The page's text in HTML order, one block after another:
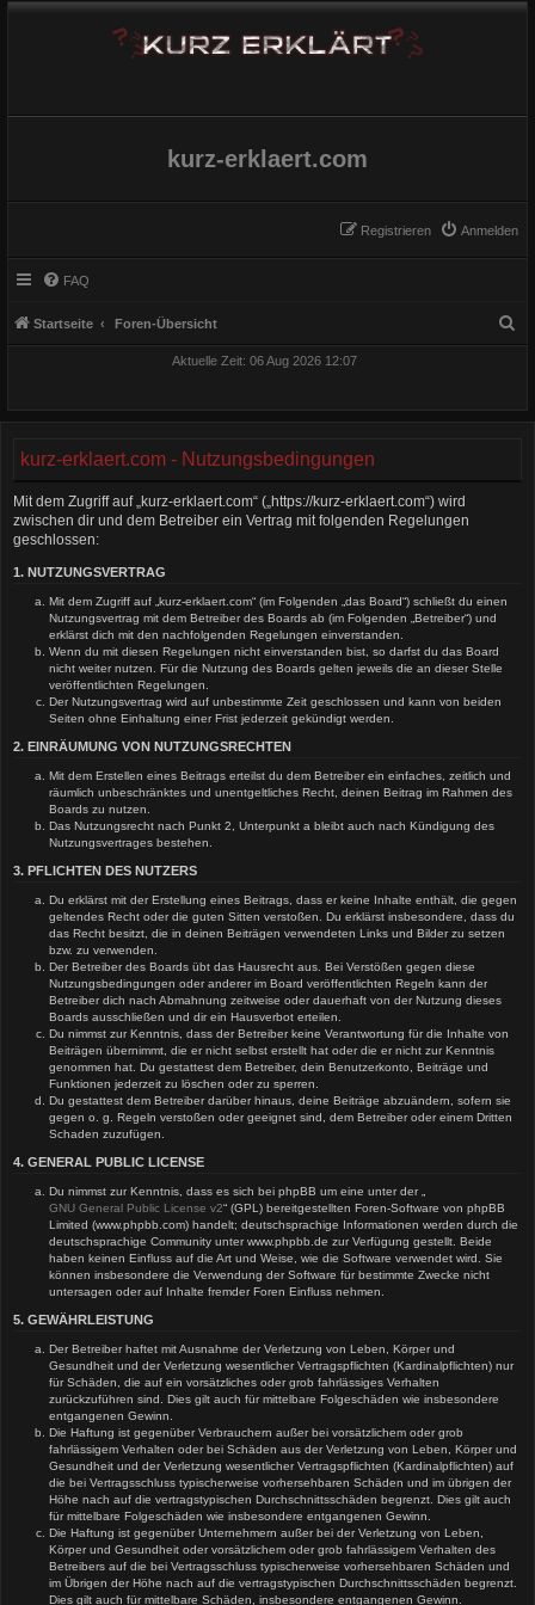
kurz-erklaert.com
Anmelden
Registrieren
FAQ
Startseite Foren-Übersicht
Aktuelle Zeit: 06 Aug 2026 12:07
kurz-erklaert.com - Nutzungsbedingungen
Mit dem Zugriff auf „kurz-erklaert.com“ („https://kurz-erklaert.com“) wird
zwischen dir und dem Betreiber ein Vertrag mit folgenden Regelungen
geschlossen:
1. NUTZUNGSVERTRAG
Mit dem Zugriff auf „kurz-erklaert.com“ (im Folgenden „das Board“) schließt du einen
Nutzungsvertrag mit dem Betreiber des Boards ab (im Folgenden „Betreiber“) und
erklärst dich mit den nachfolgenden Regelungen einverstanden.
Wenn du mit diesen Regelungen nicht einverstanden bist, so darfst du das Board
nicht weiter nutzen. Für die Nutzung des Boards gelten jeweils die an dieser Stelle
veröffentlichten Regelungen.
Der Nutzungsvertrag wird auf unbestimmte Zeit geschlossen und kann von beiden
Seiten ohne Einhaltung einer Frist jederzeit gekündigt werden.
2. EINRÄUMUNG VON NUTZUNGSRECHTEN
Mit dem Erstellen eines Beitrags erteilst du dem Betreiber ein einfaches, zeitlich und
räumlich unbeschränktes und unentgeltliches Recht, deinen Beitrag im Rahmen des
Boards zu nutzen.
Das Nutzungsrecht nach Punkt 2, Unterpunkt a bleibt auch nach Kündigung des
Nutzungsvertrages bestehen.
3. PFLICHTEN DES NUTZERS
Du erklärst mit der Erstellung eines Beitrags, dass er keine Inhalte enthält, die gegen
geltendes Recht oder die guten Sitten verstoßen. Du erklärst insbesondere, dass du
das Recht besitzt, die in deinen Beiträgen verwendeten Links und Bilder zu setzen
bzw. zu verwenden.
Der Betreiber des Boards übt das Hausrecht aus. Bei Verstößen gegen diese
Nutzungsbedingungen oder anderer im Board veröffentlichten Regeln kann der
Betreiber dich nach Abmahnung zeitweise oder dauerhaft von der Nutzung dieses
Boards ausschließen und dir ein Hausverbot erteilen.
Du nimmst zur Kenntnis, dass der Betreiber keine Verantwortung für die Inhalte von
Beiträgen übernimmt, die er nicht selbst erstellt hat oder die er nicht zur Kenntnis
genommen hat. Du gestattest dem Betreiber, dein Benutzerkonto, Beiträge und
Funktionen jederzeit zu löschen oder zu sperren.
Du gestattest dem Betreiber darüber hinaus, deine Beiträge abzuändern, sofern sie
gegen o. g. Regeln verstoßen oder geeignet sind, dem Betreiber oder einem Dritten
Schaden zuzufügen.
4. GENERAL PUBLIC LICENSE
Du nimmst zur Kenntnis, dass es sich bei phpBB um eine unter der „
GNU General Public License v2“ (GPL) bereitgestellten Foren-Software von phpBB
Limited (www.phpbb.com) handelt; deutschsprachige Informationen werden durch die
deutschsprachige Community unter www.phpbb.de zur Verfügung gestellt. Beide
haben keinen Einfluss auf die Art und Weise, wie die Software verwendet wird. Sie
können insbesondere die Verwendung der Software für bestimmte Zwecke nicht
untersagen oder auf Inhalte fremder Foren Einfluss nehmen.
5. GEWÄHRLEISTUNG
Der Betreiber haftet mit Ausnahme der Verletzung von Leben, Körper und
Gesundheit und der Verletzung wesentlicher Vertragspflichten (Kardinalpflichten) nur
für Schäden, die auf ein vorsätzliches oder grob fahrlässiges Verhalten
zurückzuführen sind. Dies gilt auch für mittelbare Folgeschäden wie insbesondere
entgangenen Gewinn.
Die Haftung ist gegenüber Verbrauchern außer bei vorsätzlichem oder grob
fahrlässigem Verhalten oder bei Schäden aus der Verletzung von Leben, Körper und
Gesundheit und der Verletzung wesentlicher Vertragspflichten (Kardinalpflichten) auf
die bei Vertragsschluss typischerweise vorhersehbaren Schäden und im übrigen der
Höhe nach auf die vertragstypischen Durchschnittsschäden begrenzt. Dies gilt auch
für mittelbare Folgeschäden wie insbesondere entgangenen Gewinn.
Die Haftung ist gegenüber Unternehmern außer bei der Verletzung von Leben,
Körper und Gesundheit oder vorsätzlichem oder grob fahrlässigem Verhalten des
Betreibers auf die bei Vertragsschluss typischerweise vorhersehbaren Schäden und
im Übrigen der Höhe nach auf die vertragstypischen Durchschnittsschäden begrenzt.
Dies gilt auch für mittelbare Schäden, insbesondere entgangenen Gewinn.